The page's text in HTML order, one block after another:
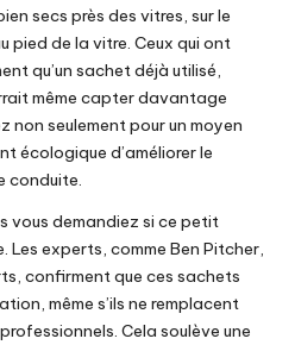
secs près des vitres, sur le
pied de la vitre. Ceux qui ont
qu’un sachet déjà utilisé,
même capter davantage
non seulement pour un moyen
écologique d’améliorer le
conduite.
vous demandiez si ce petit
experts, comme Ben Pitcher,
confirment que ces sachets
même s’ils ne remplacent
Cela soulève une